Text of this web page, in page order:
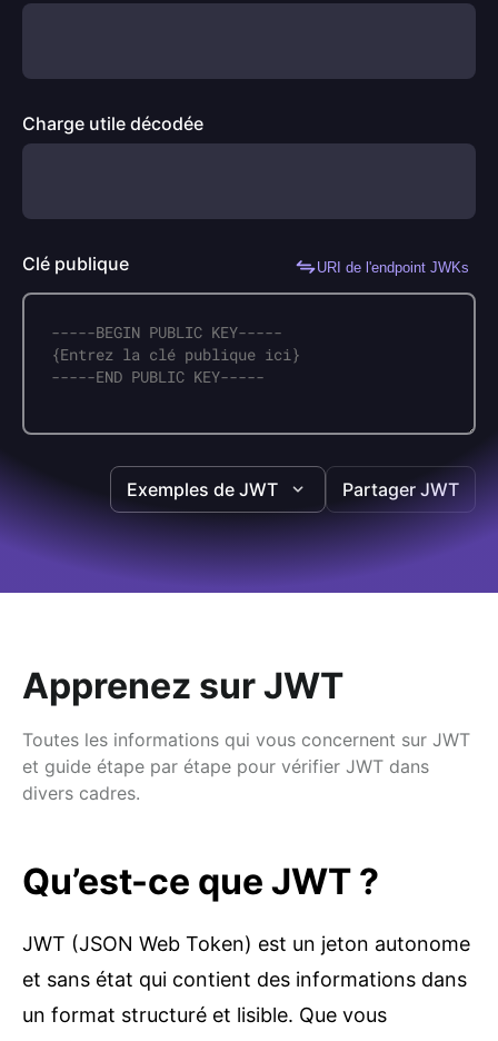
Charge utile décodée
Clé publique URI de l'endpoint JWKs
Exemples de JWT Partager JWT
Apprenez sur JWT
Toutes les informations qui vous concernent sur JWT
et guide étape par étape pour vérifier JWT dans
divers cadres.
Qu’est-ce que JWT ?
JWT (JSON Web Token) est un jeton autonome
et sans état qui contient des informations dans
un format structuré et lisible. Que vous